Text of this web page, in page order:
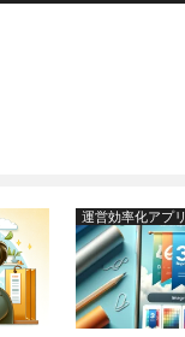
運営効率化アプリ